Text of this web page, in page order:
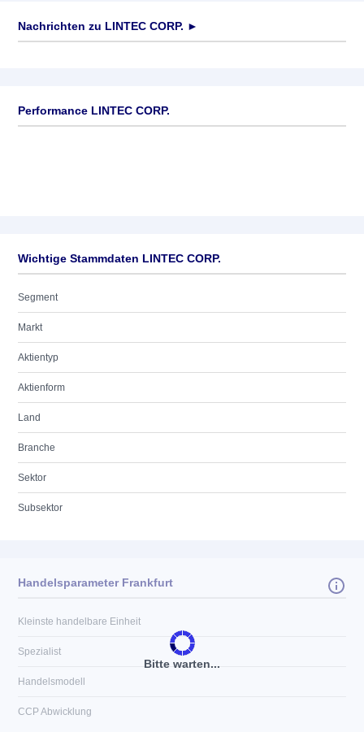
Nachrichten zu LINTEC CORP. ►
Performance LINTEC CORP.
Wichtige Stammdaten LINTEC CORP.
Segment
Markt
Aktientyp
Aktienform
Land
Branche
Sektor
Subsektor
Bitte warten...
Handelsparameter Frankfurt
Kleinste handelbare Einheit
Spezialist
Handelsmodell
CCP Abwicklung